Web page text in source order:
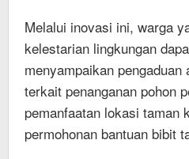
Melalui inovasi ini, warga
kelestarian lingkungan
menyampaikan
terkait penanganan pohon
pemanfaatan lokasi taman
permohonan bantuan bibit